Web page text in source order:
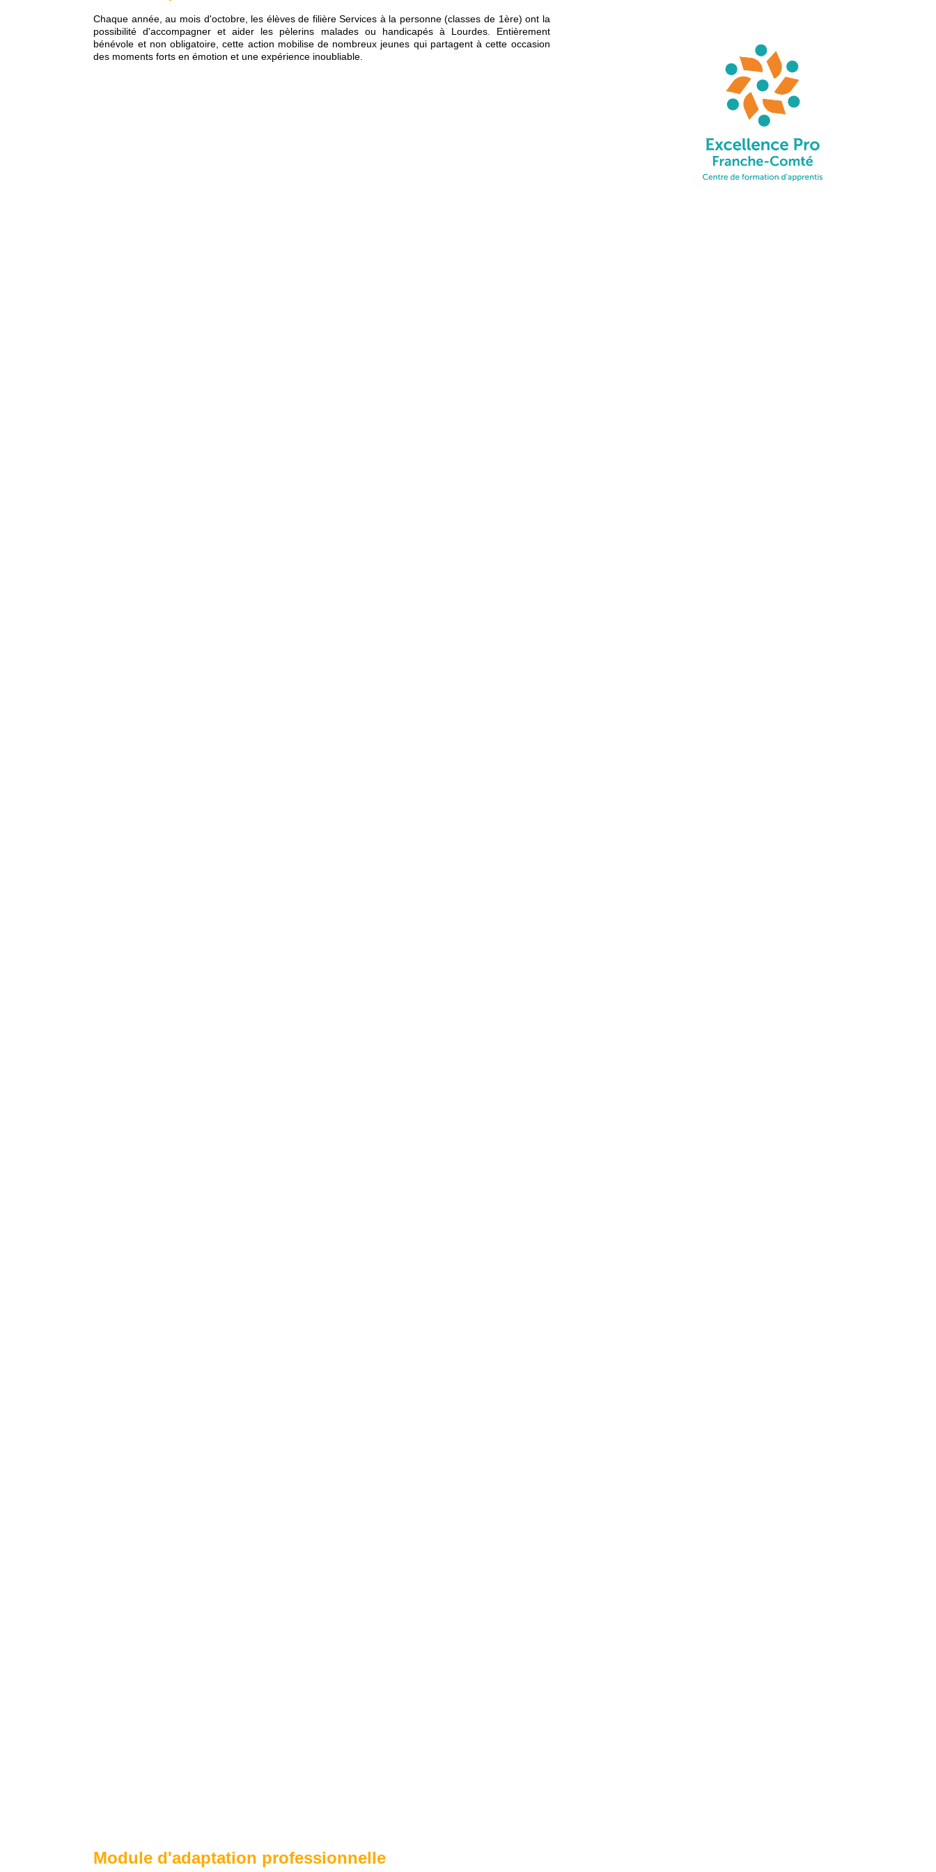
Chaque année, au mois d'octobre, les élèves de filière Services à la personne (classes de 1ère) ont la
possibilité d'accompagner et aider les pèlerins malades ou handicapés à Lourdes. Entièrement
bénévole et non obligatoire, cette action mobilise de nombreux jeunes qui partagent à cette occasion
des moments forts en émotion et une expérience inoubliable.
Module d'adaptation professionnelle